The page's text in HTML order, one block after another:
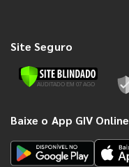
Site Seguro
Baixe o App GIV Online